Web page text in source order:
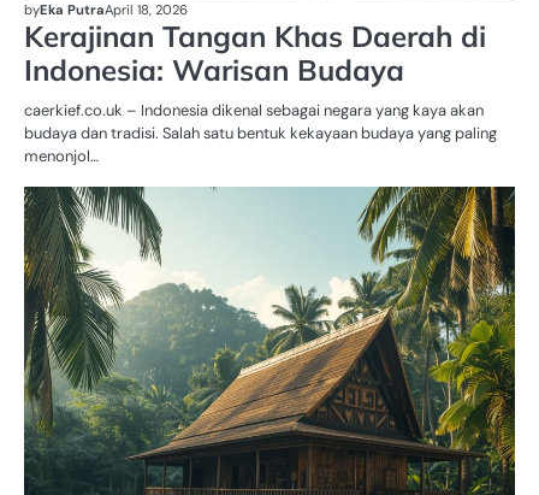
byEka PutraApril 18, 2026
Kerajinan Tangan Khas Daerah di
Indonesia: Warisan Budaya
caerkief.co.uk – Indonesia dikenal sebagai negara yang kaya akan
budaya dan tradisi. Salah satu bentuk kekayaan budaya yang paling
menonjol…